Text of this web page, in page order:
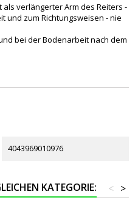
verlängerter Arm des Reiters -
und zum Richtungsweisen - nie
bei der Bodenarbeit nach dem
4043969010976
KATEGORIE: >
<